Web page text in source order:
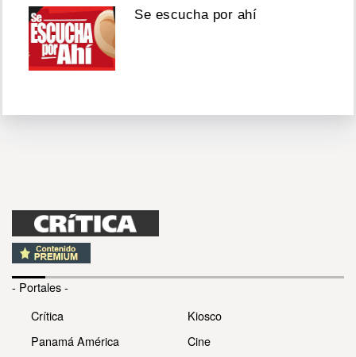
Se escucha por ahí
- Portales -
Crítica
Panamá América
Kiosco
Cine